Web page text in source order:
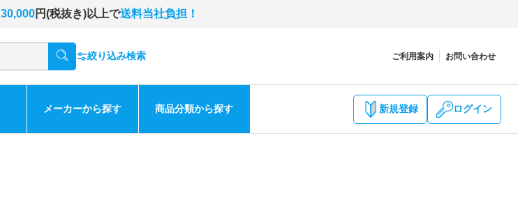
30,000円(税抜き)以上で送料当社負担！
絞り込み検索 ご利用案内 お問い合わせ
メーカーから探す 商品分類から探す 新規登録 ログイン